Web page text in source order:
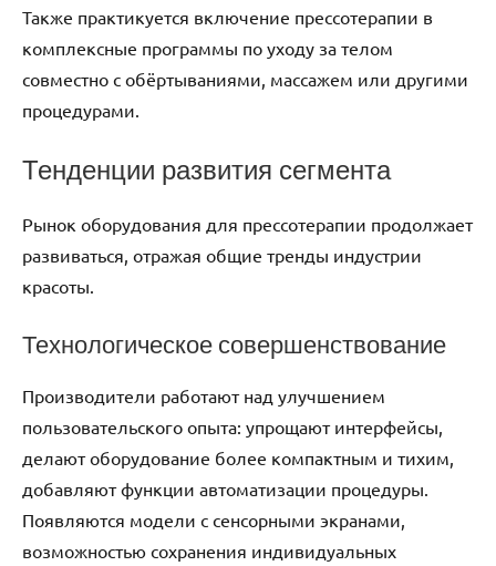
Также практикуется включение прессотерапии в
комплексные программы по уходу за телом
совместно с обёртываниями, массажем или другими
процедурами.
Тенденции развития сегмента
Рынок оборудования для прессотерапии продолжает
развиваться, отражая общие тренды индустрии
красоты.
Технологическое совершенствование
Производители работают над улучшением
пользовательского опыта: упрощают интерфейсы,
делают оборудование более компактным и тихим,
добавляют функции автоматизации процедуры.
Появляются модели с сенсорными экранами,
возможностью сохранения индивидуальных